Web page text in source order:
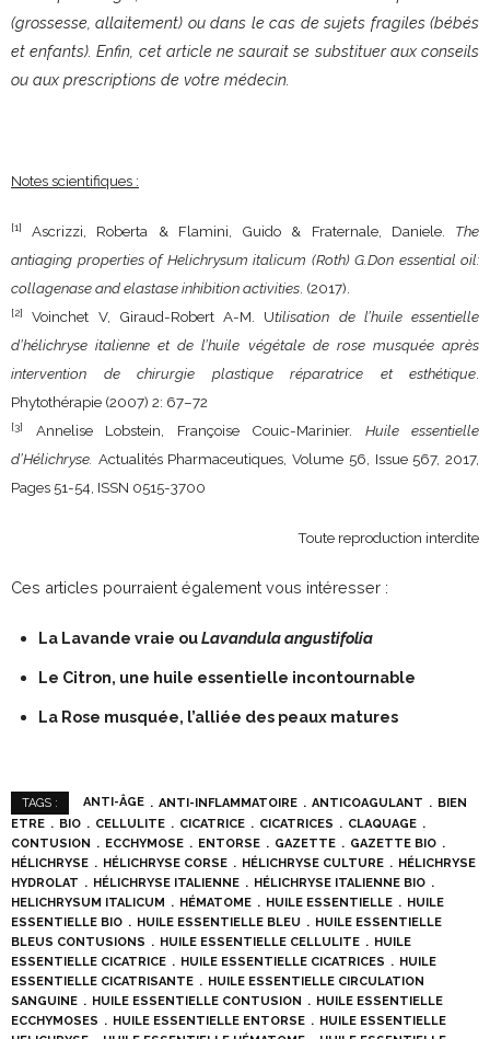
(grossesse, allaitement) ou dans le cas de sujets fragiles (bébés
et enfants). Enfin, cet article ne saurait se substituer aux conseils
ou aux prescriptions de votre médecin.
Notes scientifiques :
[1] Ascrizzi, Roberta & Flamini, Guido & Fraternale, Daniele. The
antiaging properties of Helichrysum italicum (Roth) G.Don essential oil:
collagenase and elastase inhibition activities. (2017).
[2] Voinchet V, Giraud-Robert A-M. Utilisation de l’huile essentielle
d’hélichryse italienne et de l’huile végétale de rose musquée après
intervention de chirurgie plastique réparatrice et esthétique.
Phytothérapie (2007) 2: 67–72
[3] Annelise Lobstein, Françoise Couic-Marinier. Huile essentielle
d’Hélichryse. Actualités Pharmaceutiques, Volume 56, Issue 567, 2017,
Pages 51-54, ISSN 0515-3700
Toute reproduction interdite
Ces articles pourraient également vous intéresser :
La Lavande vraie ouLavandula angustifolia
Le Citron, une huile essentielle incontournable
La Rose musquée, l’alliée des peaux matures
TAGS : ANTI-ÂGE ANTI-INFLAMMATOIRE ANTICOAGULANT
BIEN
ETRE
BIO CELLULITE CICATRICE CICATRICES
CLAQUAGE
CONTUSION
ECCHYMOSE ENTORSE GAZETTE
GAZETTE BIO
HÉLICHRYSE
HÉLICHRYSE CORSE HÉLICHRYSE CULTURE
HÉLICHRYSE
HYDROLAT
HÉLICHRYSE ITALIENNE
HÉLICHRYSE ITALIENNE BIO
HELICHRYSUM ITALICUM
HÉMATOME HUILE ESSENTIELLE
HUILE
ESSENTIELLE BIO
HUILE ESSENTIELLE BLEU
HUILE ESSENTIELLE
BLEUS CONTUSIONS
HUILE ESSENTIELLE CELLULITE
HUILE
ESSENTIELLE CICATRICE
HUILE ESSENTIELLE CICATRICES
HUILE
ESSENTIELLE CICATRISANTE
HUILE ESSENTIELLE CIRCULATION
SANGUINE
HUILE ESSENTIELLE CONTUSION
HUILE ESSENTIELLE
ECCHYMOSES
HUILE ESSENTIELLE ENTORSE
HUILE ESSENTIELLE